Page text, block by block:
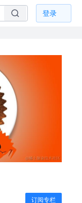
登录
订阅专栏